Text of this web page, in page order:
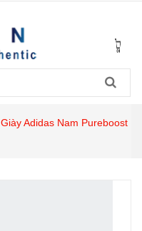
Giày Adidas Nam Pureboost